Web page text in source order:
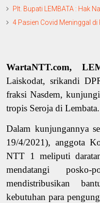
Plt. Bupati LEMBATA : Hak
4 Pasien Covid Meninggal di
WartaNTT.com,
Laiskodat, srikandi
fraksi Nasdem,
tropis Seroja di Lembata.
Dalam kunjungannya
19/4/2021), anggota
NTT 1 meliputi
mendatangi
mendistribusikan
kebutuhan para